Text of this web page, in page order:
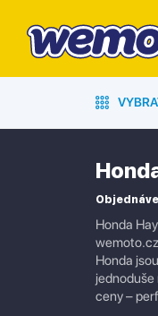
Honda
Honda
ceny –